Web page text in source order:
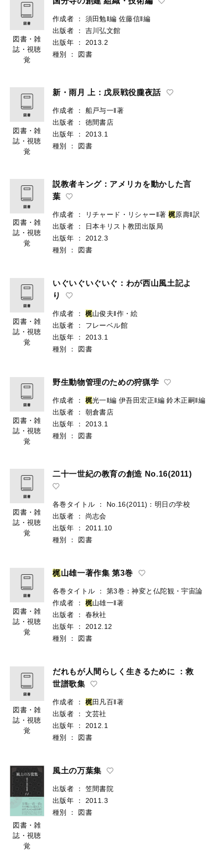
図書・雑
誌・視聴
覚
作成者 ： 須田勉‖編 佐藤信‖編
出版者
：
吉川弘文館
出版年
：
2013.2
種別
： 図書
図書・雑
誌・視聴
覚
新・雨月 上：戊辰戦役朧夜話
作成者 ：
船戸与一‖著
出版者
：
徳間書店
出版年
：
2013.1
種別
： 図書
図書・雑
誌・視聴
覚
説教者キング：アメリカを動かした言
葉
作成者 ： リチャード・リシャー‖著 梶原壽‖訳
出版者
：
日本キリスト教団出版局
出版年
：
2012.3
種別
： 図書
図書・雑
誌・視聴
覚
いぐいぐいぐいぐ：わが西山風土記よ
り
作成者 ： 梶山俊夫‖作・絵
出版者
：
フレーベル館
出版年
：
2013.1
種別
： 図書
図書・雑
誌・視聴
覚
野生動物管理のための狩猟学
作成者 ： 梶光一‖編 伊吾田宏正‖編 鈴木正嗣‖編
出版者
：
朝倉書店
出版年
：
2013.1
種別
： 図書
図書・雑
誌・視聴
覚
二十一世紀の教育の創造 No.16(2011)
各巻タイトル ：
No.16(2011)：明日の学校
出版者
：
尚志会
出版年
：
2011.10
種別
： 図書
図書・雑
誌・視聴
覚
梶山雄一著作集 第3巻
各巻タイトル ：
第3巻：神変と仏陀観・宇宙論
作成者
： 梶山雄一‖著
出版者
：
春秋社
出版年
：
2012.12
種別
： 図書
図書・雑
誌・視聴
覚
だれもが人間らしく生きるために ：救
世譜歌集
作成者 ： 梶田凡百‖著
出版者
：
文芸社
出版年
：
2012.1
種別
： 図書
図書・雑
誌・視聴
覚
風土の万葉集
出版者 ：
笠間書院
出版年
：
2011.3
種別
： 図書